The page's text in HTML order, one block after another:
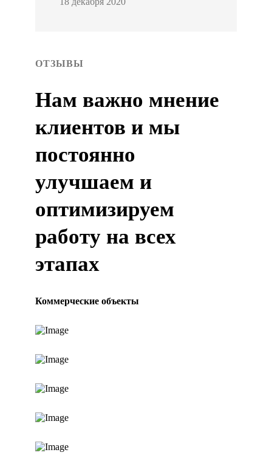
ОТЗЫВЫ
Нам важно мнение
клиентов и мы
постоянно
улучшаем и
оптимизируем
работу на всех
этапах
Коммерческие объекты